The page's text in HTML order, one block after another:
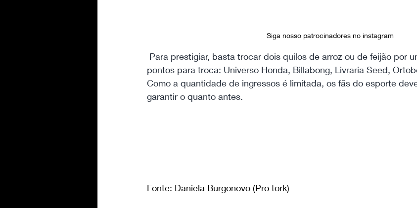
Siga nosso patrocinadores no instagram
Para prestigiar, basta trocar dois quilos de arroz ou de feijão por
pontos para troca: Universo Honda, Billabong, Livraria Seed,
Como a quantidade de ingressos é limitada, os fãs do esporte
garantir o quanto antes.
Fonte: Daniela Burgonovo (Pro tork)